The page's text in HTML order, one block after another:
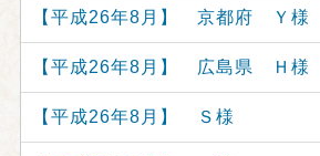
【平成26年8月】 京都府 Ｙ様
【平成26年8月】 広島県 Ｈ様
【平成26年8月】 Ｓ様